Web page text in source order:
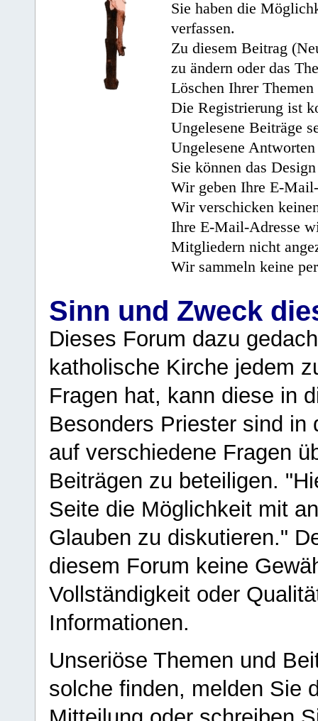
Sie haben die
verfassen.
Zu diesem Beitrag
zu ändern oder das
Löschen Ihrer
Die Registrierung ist
Ungelesene Beiträge
Ungelesene
Sie können das
Wir geben Ihre E-
Wir verschicken
Ihre E-Mail-Adresse
Mitgliedern nicht
Wir sammeln keine
Sinn und Zweck
Dieses Forum dazu
katholische Kirche jedem
Fragen hat, kann diese in
Besonders Priester sind in
auf verschiedene Fragen
Beiträgen zu beteiligen.
Seite die Möglichkeit mit
Glauben zu diskutieren."
diesem Forum keine
Vollständigkeit oder
Informationen.
Unseriöse Themen und
solche finden, melden Sie